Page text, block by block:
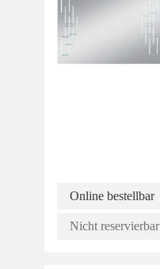
Online bestellbar
Nicht reservierbar